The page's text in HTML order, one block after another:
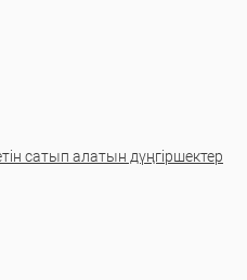
сатып алатын дүңгіршектер